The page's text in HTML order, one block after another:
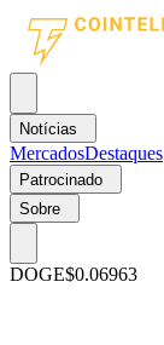
Notícias
MercadosDestaques
Patrocinado
Sobre
DOGE$0.06963